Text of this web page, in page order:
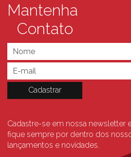
Mantenha
Contato
Cadastre-se em nossa newsletter
fique sempre por dentro dos
lançamentos e novidades.